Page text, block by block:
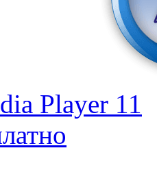
Player 11